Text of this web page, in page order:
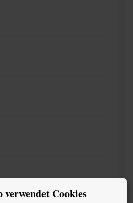
verwendet Cookies